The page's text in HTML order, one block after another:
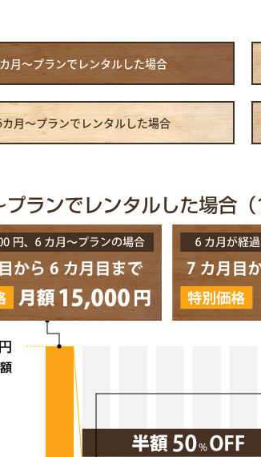
月～プランでレンタルした場合
月～プランでレンタルした場合